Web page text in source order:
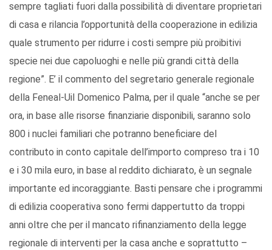
sempre tagliati fuori dalla possibilità di diventare proprietari
di casa e rilancia l’opportunità della cooperazione in edilizia
quale strumento per ridurre i costi sempre più proibitivi
specie nei due capoluoghi e nelle più grandi città della
regione”. E’ il commento del segretario generale regionale
della Feneal-Uil Domenico Palma, per il quale “anche se per
ora, in base alle risorse finanziarie disponibili, saranno solo
800 i nuclei familiari che potranno beneficiare del
contributo in conto capitale dell’importo compreso tra i 10
e i 30 mila euro, in base al reddito dichiarato, è un segnale
importante ed incoraggiante. Basti pensare che i programmi
di edilizia cooperativa sono fermi dappertutto da troppi
anni oltre che per il mancato rifinanziamento della legge
regionale di interventi per la casa anche e soprattutto –